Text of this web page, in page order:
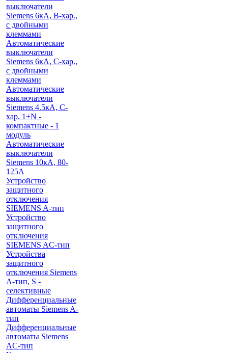
выключатели
Siemens 6кА, B-хар.,
с двойными
клеммами
Автоматические
выключатели
Siemens 6кА, C-хар.,
с двойными
клеммами
Автоматические
выключатели
Siemens 4.5кА, C-
хар. 1+N -
компактные - 1
модуль
Автоматические
выключатели
Siemens 10кА, 80-
125A
Устройство
защитного
отключения
SIEMENS A-тип
Устройство
защитного
отключения
SIEMENS AС-тип
Устройства
защитного
отключения Siemens
A-тип, S -
селективные
Дифференциальные
автоматы Siemens A-
тип
Дифференциальные
автоматы Siemens
AС-тип